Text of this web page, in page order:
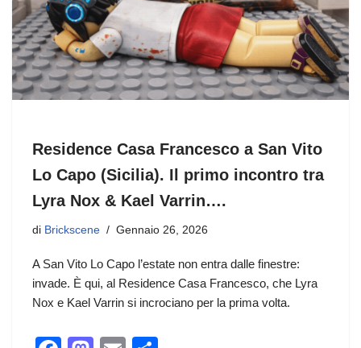
Residence Casa Francesco a San Vito
Lo Capo (Sicilia). Il primo incontro tra
Lyra Nox & Kael Varrin….
di Brickscene Gennaio 26, 2026
A San Vito Lo Capo l’estate non entra dalle finestre:
invade. È qui, al Residence Casa Francesco, che Lyra
Nox e Kael Varrin si incrociano per la prima volta.